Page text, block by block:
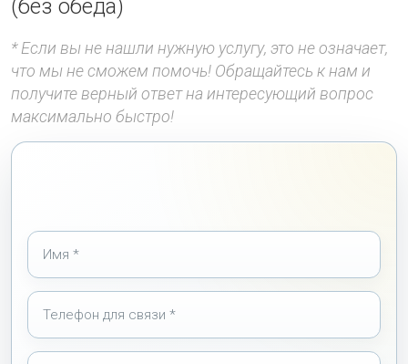
(без обеда)
* Если вы не нашли нужную услугу, это не означает,
что мы не сможем помочь! Обращайтесь к нам и
получите верный ответ на интересующий вопрос
максимально быстро!